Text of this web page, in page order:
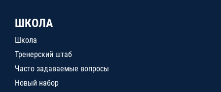
ШКОЛА
Школа
Тренерский штаб
Часто задаваемые вопросы
Новый набор